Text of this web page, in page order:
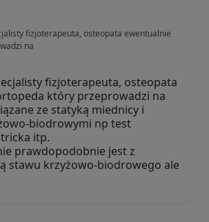
fizjoterapeuta, osteopata ewentualnie
na
fizjoterapeuta, osteopata
który przeprowadzi na
ze statyką miednicy i
biodrowymi np test
itp.
prawdopodobnie jest z
stawu krzyżowo-biodrowego ale